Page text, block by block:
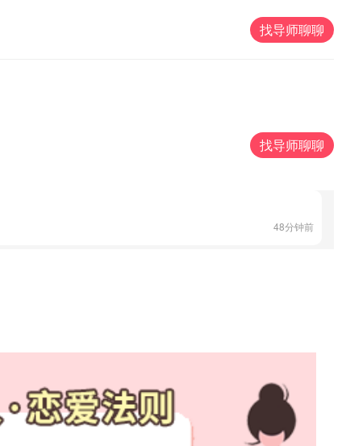
找导师聊聊
找导师聊聊
15分钟前
12分钟前